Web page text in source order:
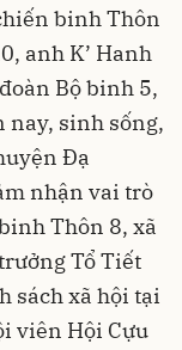
binh Thôn
anh K’ Hanh
Bộ binh 5,
nay, sinh sống,
Đạ
nhận vai trò
Thôn 8, xã
Tổ Tiết
sách xã hội tại
viên Hội Cựu